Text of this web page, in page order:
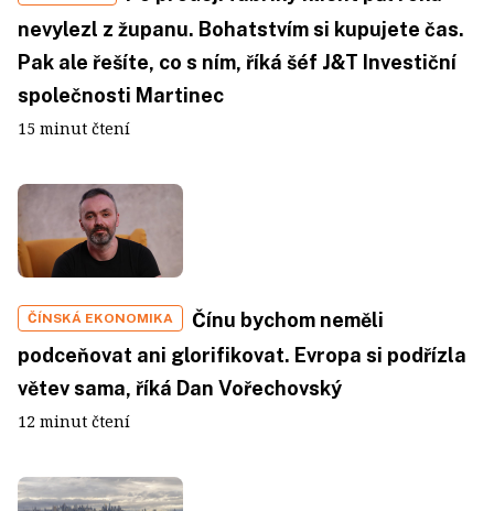
nevylezl z županu. Bohatstvím si kupujete čas.
Pak ale řešíte, co s ním, říká šéf J&T Investiční
společnosti Martinec
15 minut čtení
ČÍNSKÁ EKONOMIKA
Čínu bychom neměli
podceňovat ani glorifikovat. Evropa si podřízla
větev sama, říká Dan Vořechovský
12 minut čtení